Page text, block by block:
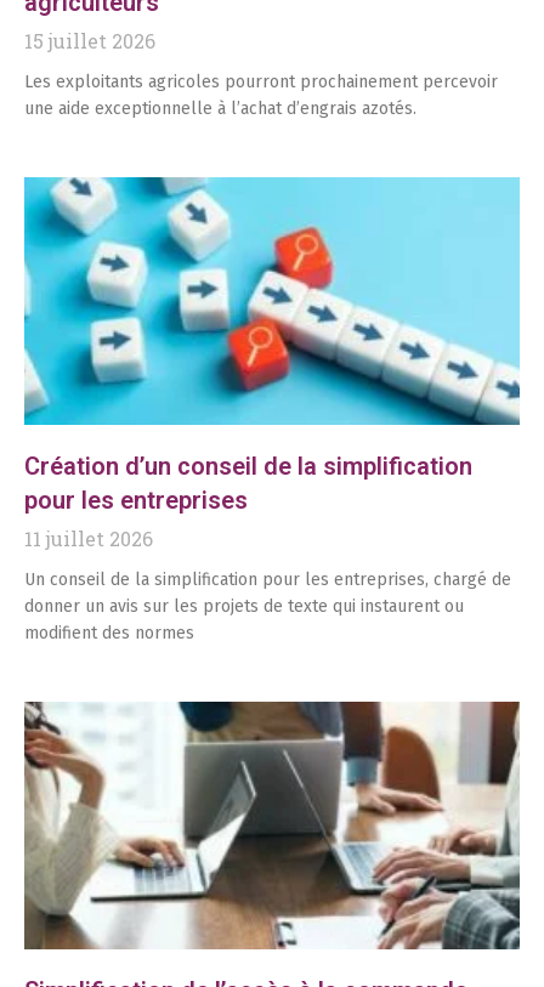
15 juillet 2026
Les exploitants agricoles pourront prochainement percevoir
une aide exceptionnelle à l’achat d’engrais azotés.
Création d’un conseil de la simplification
pour les entreprises
11 juillet 2026
Un conseil de la simplification pour les entreprises, chargé de
donner un avis sur les projets de texte qui instaurent ou
modifient des normes